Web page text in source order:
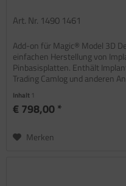
Art. Nr. 1490 1461
Add-on für Magic® Model 3D
einfachen Herstellung von
Pinbasisplatten. Enthält
Trading Camlog und anderen
Inhalt 1
€ 798,00 *
Merken